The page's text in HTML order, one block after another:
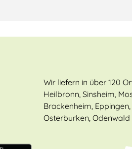
Wir liefern in über 120
Heilbronn, Sinsheim,
Brackenheim,
Osterburken, Odenwald